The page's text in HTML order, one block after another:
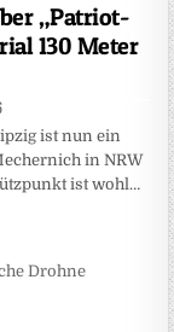
„Patriot-
130 Meter
ist nun ein
in NRW
ist wohl…